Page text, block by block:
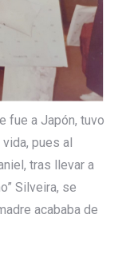
fue a Japón, tuvo
pues al
tras llevar a
Silveira, se
acababa de